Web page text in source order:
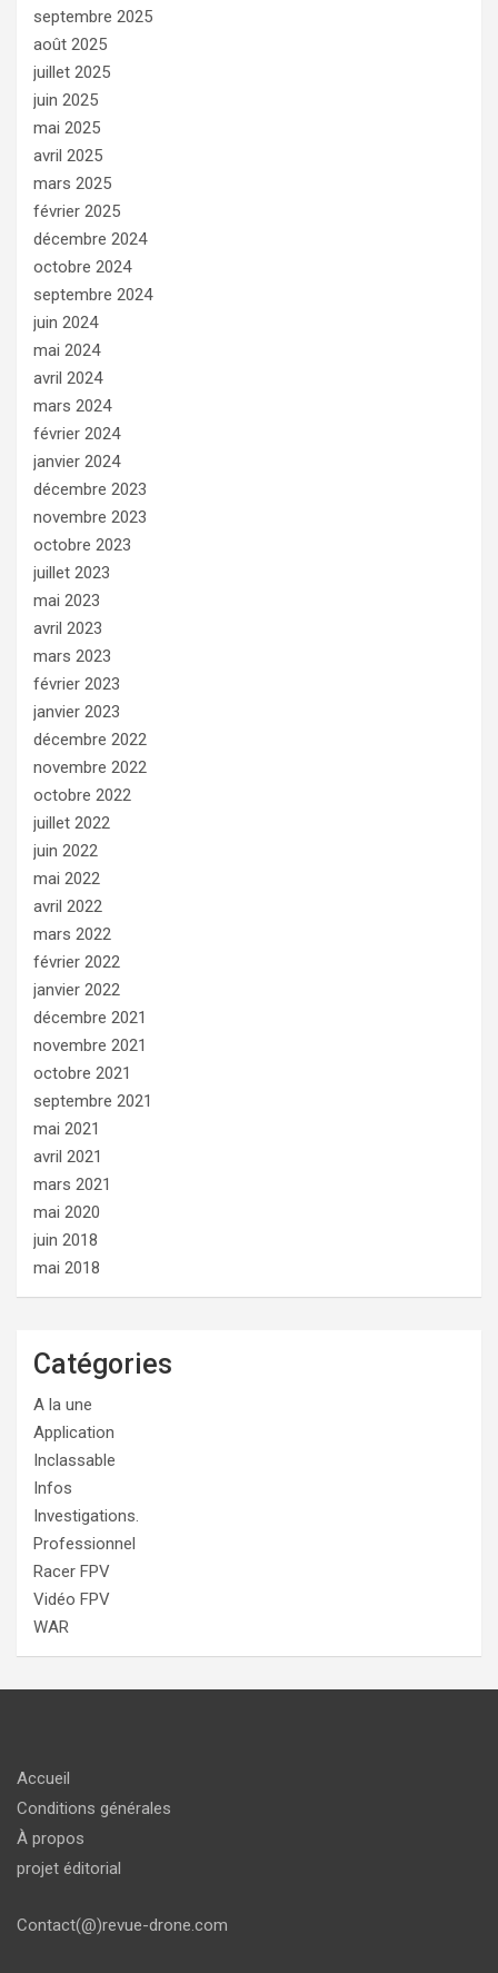
septembre 2025
août 2025
juillet 2025
juin 2025
mai 2025
avril 2025
mars 2025
février 2025
décembre 2024
octobre 2024
septembre 2024
juin 2024
mai 2024
avril 2024
mars 2024
février 2024
janvier 2024
décembre 2023
novembre 2023
octobre 2023
juillet 2023
mai 2023
avril 2023
mars 2023
février 2023
janvier 2023
décembre 2022
novembre 2022
octobre 2022
juillet 2022
juin 2022
mai 2022
avril 2022
mars 2022
février 2022
janvier 2022
décembre 2021
novembre 2021
octobre 2021
septembre 2021
mai 2021
avril 2021
mars 2021
mai 2020
juin 2018
mai 2018
Catégories
A la une
Application
Inclassable
Infos
Investigations.
Professionnel
Racer FPV
Vidéo FPV
WAR
Accueil
Conditions générales
À propos
projet éditorial
Contact(@)revue-drone.com